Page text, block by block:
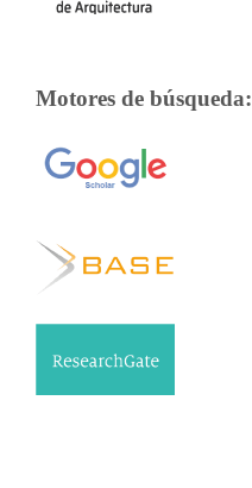
Motores de búsqueda: